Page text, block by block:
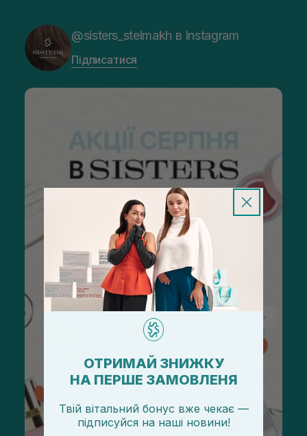
@sisters_stelmakh в Instagram
Підписатися
ОТРИМАЙ ЗНИЖКУ
НА ПЕРШЕ ЗАМОВЛЕНЯ
Твій вітальний бонус вже чекає —
підписуйся на наші новини!